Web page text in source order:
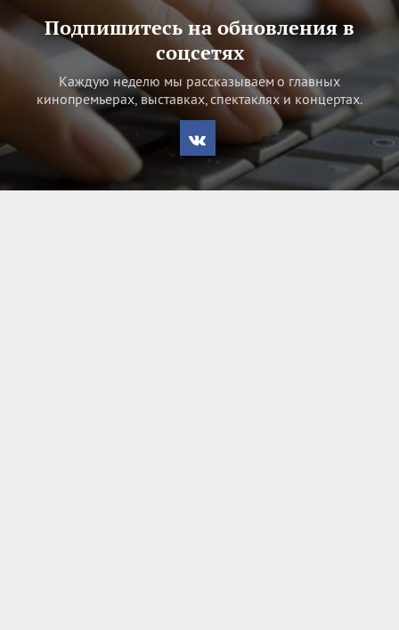
Подпишитесь на обновления в
соцсетях
Каждую неделю мы рассказываем о главных
кинопремьерах, выставках, спектаклях и концертах.